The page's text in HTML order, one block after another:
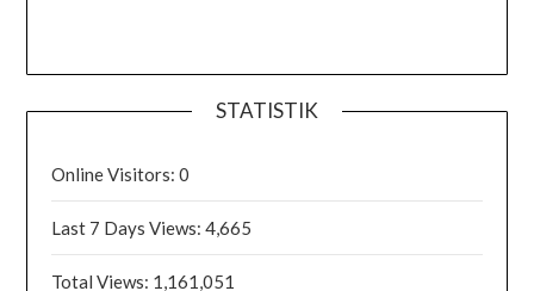
STATISTIK
Online Visitors:0
Last 7 Days Views:4,665
Total Views: 1,161,051